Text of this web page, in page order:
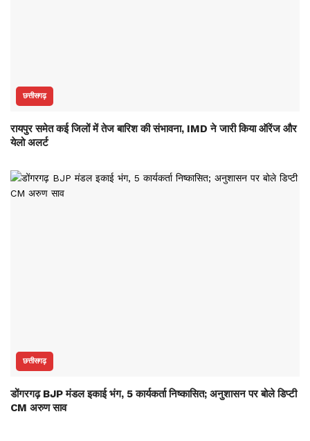
छत्तीसगढ़
रायपुर समेत कई जिलों में तेज बारिश की संभावना, IMD ने जारी किया ऑरेंज और
येलो अलर्ट
छत्तीसगढ़
डोंगरगढ़ BJP मंडल इकाई भंग, 5 कार्यकर्ता निष्कासित; अनुशासन पर बोले डिप्टी
CM अरुण साव